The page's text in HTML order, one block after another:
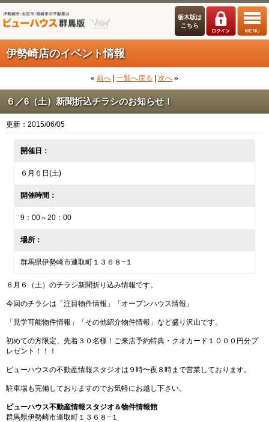
栃木版は
こちら
伊勢崎店のイベント情報
« 前へ 一覧へ戻る 次へ »
６／6（土）新聞折込チラシのお知らせ！
更新：2015/06/05
開催日：
６月６日(土)
開催時間：
9：00～20：00
場所：
群馬県伊勢崎市連取町１３６８−１
６月６（土）のチラシ新聞折り込み情報です。
今回のチラシは「注目物件情報」「オープンハウス情報」
「見学可能物件情報」「その他紹介物件情報」など盛り沢山です。
初めての方限定、先着３０名様！ご来店予約特典・クオカード１０００円分プ
レゼント！！！
ビューハウスの不動産情報スタジオは９時〜夜８時まで営業しております。
駐車場も完備しておりますのでお気軽にお越し下さい。
ビューハウス不動産情報スタジオ＆物件情報館
群馬県伊勢崎市連取町１３６８−１